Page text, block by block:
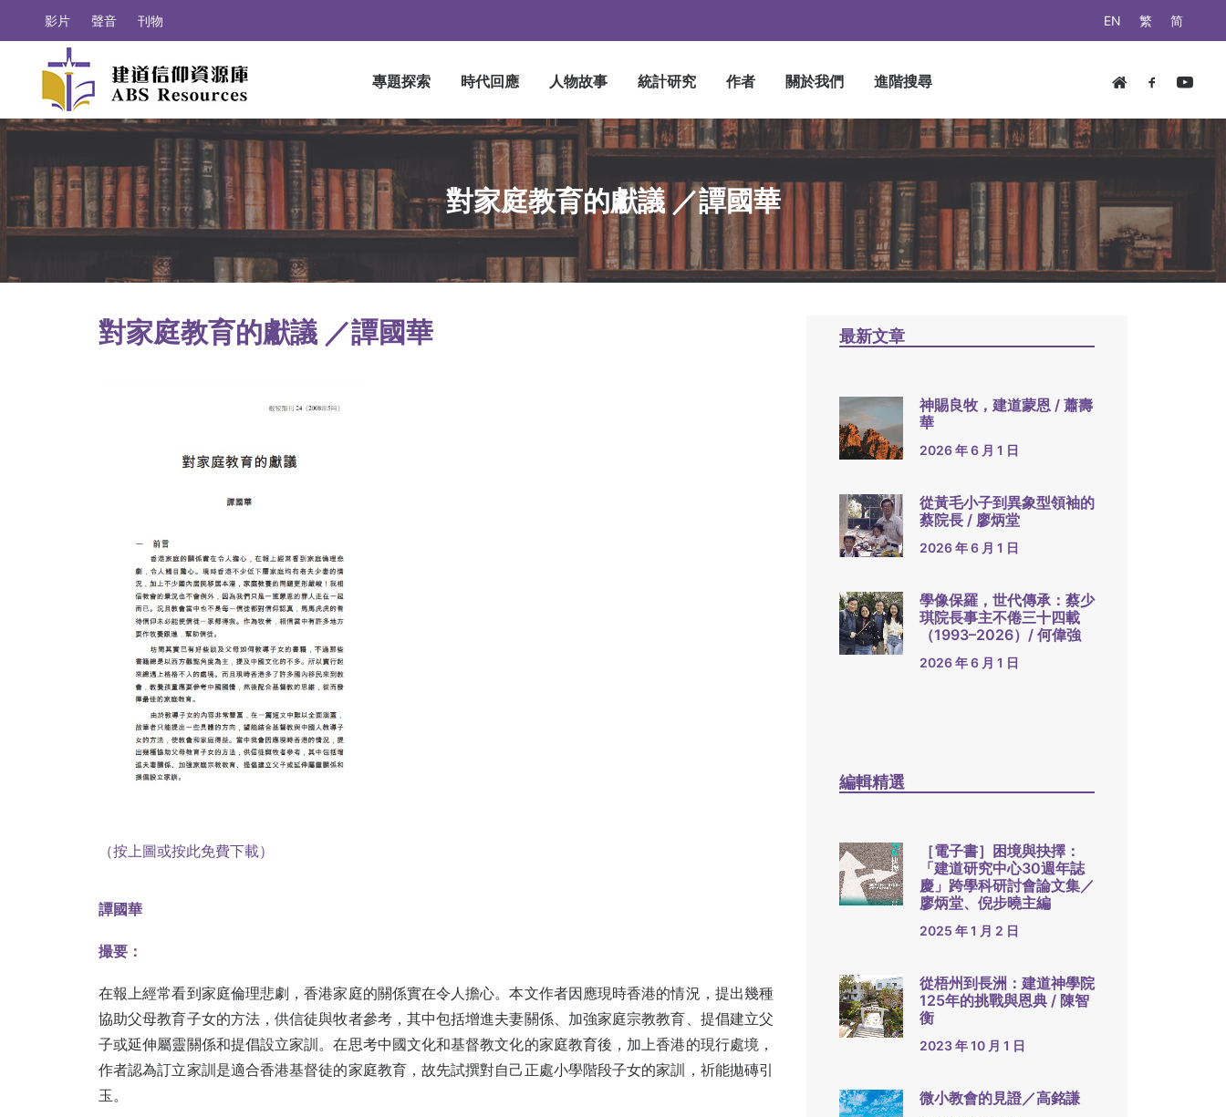
EN 繁 简
影片 聲音 刊物
專題探索 時代回應 人物故事 統計研究 作者 關於我們 進階搜尋
對家庭教育的獻議 ／譚國華
對家庭教育的獻議 ／譚國華
（按上圖或按此免費下載）
譚國華
撮要：
在報上經常看到家庭倫理悲劇，香港家庭的關係實在令人擔心。本文作者因應現時香港的情況，提出幾種
協助父母教育子女的方法，供信徒與牧者參考，其中包括增進夫妻關係、加強家庭宗教教育、提倡建立父
子或延伸屬靈關係和提倡設立家訓。在思考中國文化和基督教文化的家庭教育後，加上香港的現行處境，
作者認為訂立家訓是適合香港基督徒的家庭教育，故先試撰對自己正處小學階段子女的家訓，祈能拋磚引
玉。
最新文章
神賜良牧，建道蒙恩 / 蕭壽
華
2026 年 6 月 1 日
從黃毛小子到異象型領袖的
蔡院長 / 廖炳堂
2026 年 6 月 1 日
學像保羅，世代傳承：蔡少
琪院長事主不倦三十四載
（1993–2026）/ 何偉強
2026 年 6 月 1 日
編輯精選
［電子書］困境與抉擇：
「建道研究中心30週年誌
慶」跨學科研討會論文集／
廖炳堂、倪步曉主編
2025 年 1 月 2 日
從梧州到長洲：建道神學院
125年的挑戰與恩典 / 陳智
衡
2023 年 10 月 1 日
微小教會的見證／高銘謙